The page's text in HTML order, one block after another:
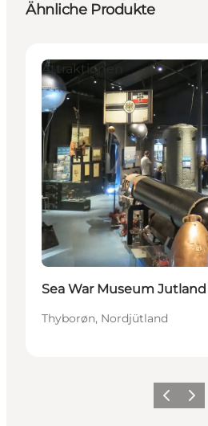
Ähnliche Produkte
Attraktionen
Sea War Museum Jutland
Thyborøn, Nordjütland
ZurückWeiter